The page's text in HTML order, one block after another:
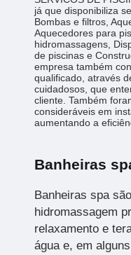
já que disponibiliza
Bombas e filtros,
Aquecedores para
hidromassagens,
de piscinas e
empresa também
qualificado, através
cuidadosos, que
cliente. Também
consideráveis em
aumentando a
Banheiras
Banheiras spa
hidromassagem
relaxamento e
água e, em